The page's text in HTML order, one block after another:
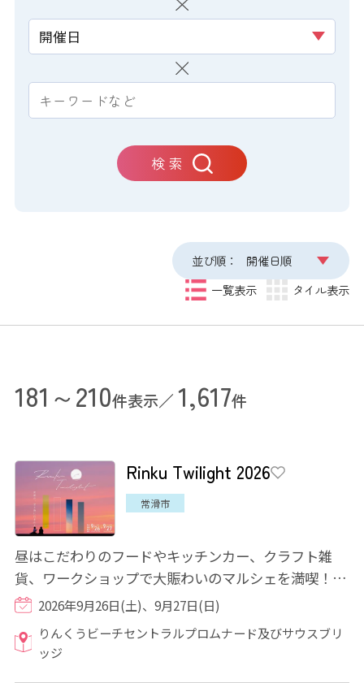
開催日
検 索
並び順：
開催日順
一覧表示
タイル表示
181～210件表示／ 1,617件
Rinku Twilight 2026
常滑市
昼はこだわりのフードやキッチンカー、クラフト雑
貨、ワークショップで大賑わいのマルシェを満喫！夕
方からは一転、海と空がゆっくりと染まってい...
2026年9月26日(土)、9月27日(日)
りんくうビーチセントラルプロムナード及びサウスブリ
ッジ